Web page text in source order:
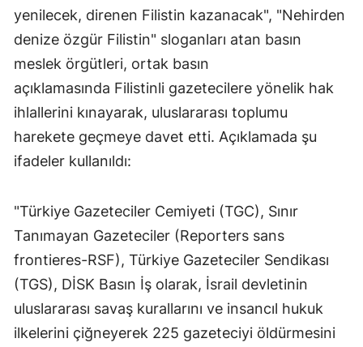
yenilecek, direnen Filistin kazanacak", "Nehirden
denize özgür Filistin" sloganları atan basın
meslek örgütleri, ortak basın
açıklamasında Filistinli gazetecilere yönelik hak
ihlallerini kınayarak, uluslararası toplumu
harekete geçmeye davet etti. Açıklamada şu
ifadeler kullanıldı:
"Türkiye Gazeteciler Cemiyeti (TGC), Sınır
Tanımayan Gazeteciler (Reporters sans
frontieres-RSF), Türkiye Gazeteciler Sendikası
(TGS), DİSK Basın İş olarak, İsrail devletinin
uluslararası savaş kurallarını ve insancıl hukuk
ilkelerini çiğneyerek 225 gazeteciyi öldürmesini